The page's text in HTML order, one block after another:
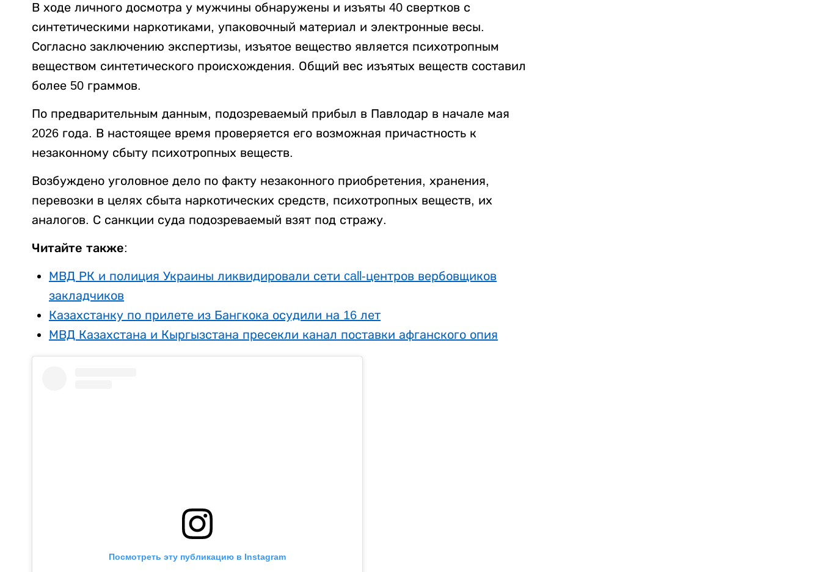
В ходе личного досмотра у мужчины обнаружены и изъяты 40 свертков с
синтетическими наркотиками, упаковочный материал и электронные весы.
Согласно заключению экспертизы, изъятое вещество является психотропным
веществом синтетического происхождения. Общий вес изъятых веществ составил
более 50 граммов.
По предварительным данным, подозреваемый прибыл в Павлодар в начале мая
2026 года. В настоящее время проверяется его возможная причастность к
незаконному сбыту психотропных веществ.
Возбуждено уголовное дело по факту незаконного приобретения, хранения,
перевозки в целях сбыта наркотических средств, психотропных веществ, их
аналогов. С санкции суда подозреваемый взят под стражу.
Читайте также:
МВД РК и полиция Украины ликвидировали сети call-центров вербовщиков
закладчиков
Казахстанку по прилете из Бангкока осудили на 16 лет
МВД Казахстана и Кыргызстана пресекли канал поставки афганского опия
Посмотреть эту публикацию в Instagram